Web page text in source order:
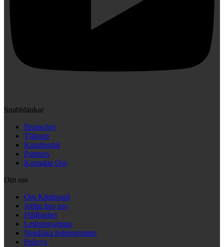
Snabblänkar
Branscher
Tjänster
Kundportal
Partners
Kontakta Oss
Om oss
Om Klipboard
Jobba hos oss
Hållbarhet
Ledningsgrupp
Nordiska ledningsteam
Policys